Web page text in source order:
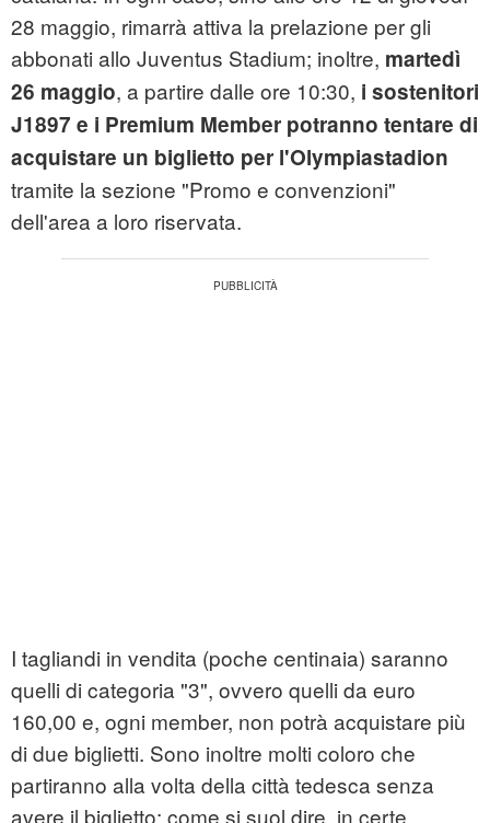
28 maggio, rimarrà attiva la prelazione per gli
abbonati allo Juventus Stadium; inoltre, martedì
26 maggio, a partire dalle ore 10:30, i sostenitori
J1897 e i Premium Member potranno tentare di
acquistare un biglietto per l'Olympiastadion
tramite la sezione "Promo e convenzioni"
dell'area a loro riservata.
I tagliandi in vendita (poche centinaia) saranno
quelli di categoria "3", ovvero quelli da euro
160,00 e, ogni member, non potrà acquistare più
di due biglietti. Sono inoltre molti coloro che
partiranno alla volta della città tedesca senza
avere il biglietto: come si suol dire, in certe